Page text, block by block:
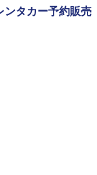
ンタカー予約販売